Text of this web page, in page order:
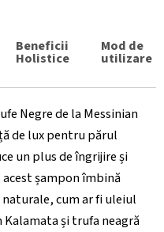
Beneficii
Holistice
Mod de
utilizare
Negre de la Messinian
de lux pentru părul
un plus de îngrijire și
șampon îmbină
cum ar fi uleiul
Kalamata și trufa neagră